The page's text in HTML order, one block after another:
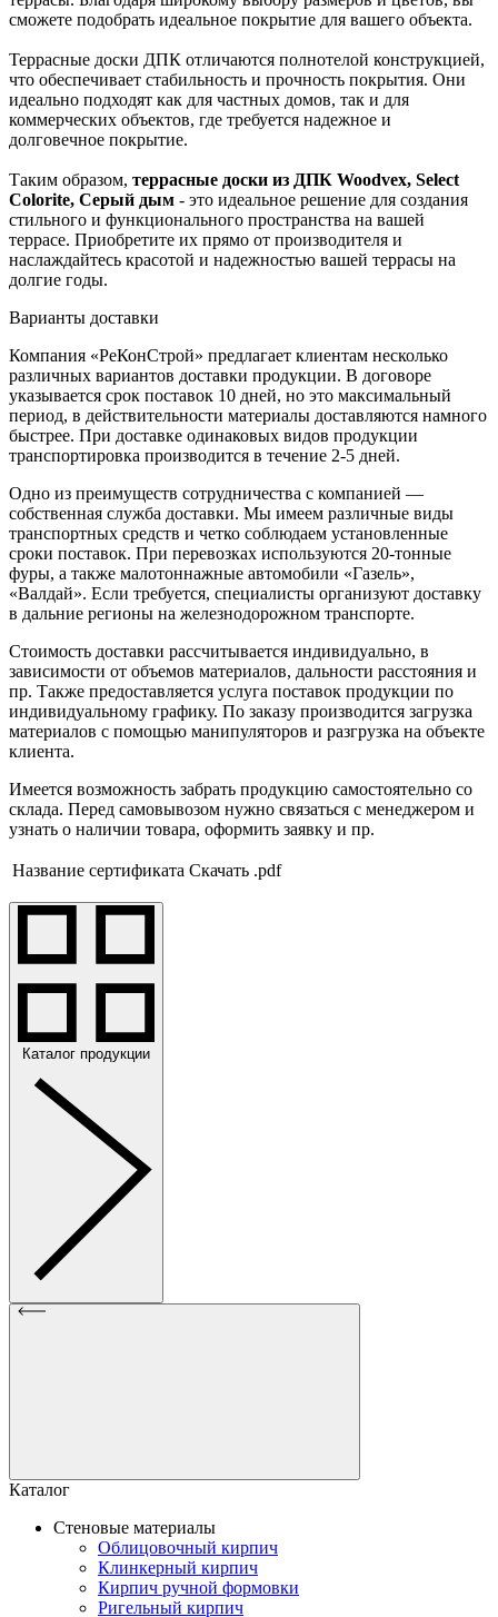
сможете подобрать идеальное покрытие для вашего объекта.
Террасные доски ДПК отличаются полнотелой конструкцией,
что обеспечивает стабильность и прочность покрытия. Они
идеально подходят как для частных домов, так и для
коммерческих объектов, где требуется надежное и
долговечное покрытие.
Таким образом, террасные доски из ДПК Woodvex, Select
Colorite, Серый дым - это идеальное решение для создания
стильного и функционального пространства на вашей
террасе. Приобретите их прямо от производителя и
наслаждайтесь красотой и надежностью вашей террасы на
долгие годы.
Варианты доставки
Компания «РеКонСтрой» предлагает клиентам несколько
различных вариантов доставки продукции. В договоре
указывается срок поставок 10 дней, но это максимальный
период, в действительности материалы доставляются намного
быстрее. При доставке одинаковых видов продукции
транспортировка производится в течение 2-5 дней.
Одно из преимуществ сотрудничества с компанией —
собственная служба доставки. Мы имеем различные виды
транспортных средств и четко соблюдаем установленные
сроки поставок. При перевозках используются 20-тонные
фуры, а также малотоннажные автомобили «Газель»,
«Валдай». Если требуется, специалисты организуют доставку
в дальние регионы на железнодорожном транспорте.
Стоимость доставки рассчитывается индивидуально, в
зависимости от объемов материалов, дальности расстояния и
пр. Также предоставляется услуга поставок продукции по
индивидуальному графику. По заказу производится загрузка
материалов с помощью манипуляторов и разгрузка на объекте
клиента.
Имеется возможность забрать продукцию самостоятельно со
склада. Перед самовывозом нужно связаться с менеджером и
узнать о наличии товара, оформить заявку и пр.
Название сертификата Скачать .pdf
Каталог продукции
Каталог
Стеновые материалы
Облицовочный кирпич
Клинкерный кирпич
Кирпич ручной формовки
Ригельный кирпич